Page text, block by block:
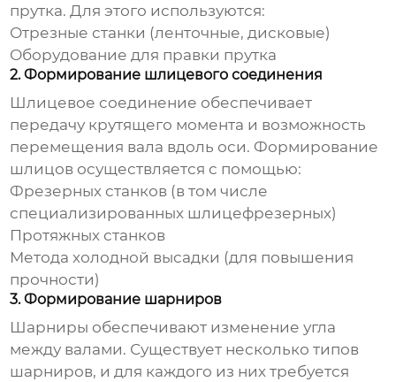
прутка. Для этого используются:
Отрезные станки (ленточные, дисковые)
Оборудование для правки прутка
2. Формирование шлицевого соединения
Шлицевое соединение обеспечивает
передачу крутящего момента и возможность
перемещения вала вдоль оси. Формирование
шлицов осуществляется с помощью:
Фрезерных станков (в том числе
специализированных шлицефрезерных)
Протяжных станков
Метода холодной высадки (для повышения
прочности)
3. Формирование шарниров
Шарниры обеспечивают изменение угла
между валами. Существует несколько типов
шарниров, и для каждого из них требуется